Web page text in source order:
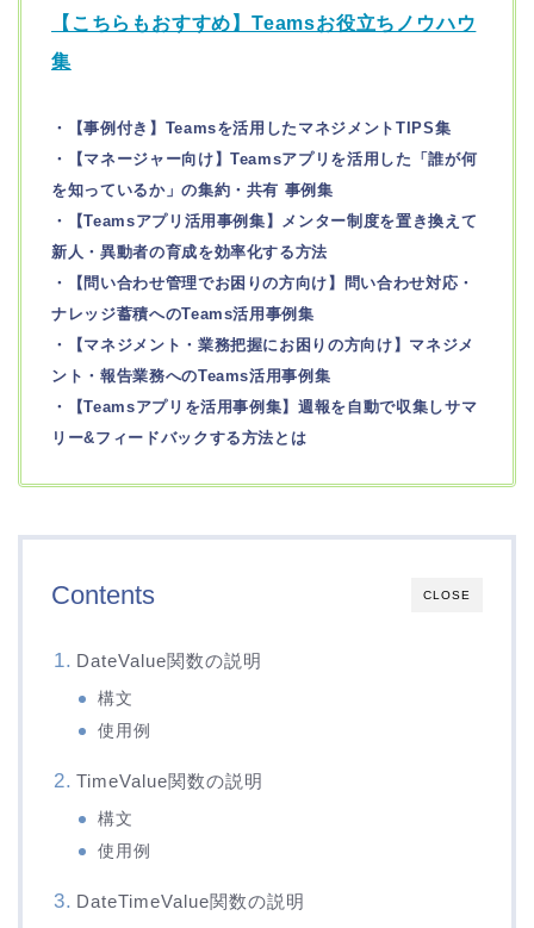
【こちらもおすすめ】Teamsお役立ちノウハウ
集
・【事例付き】Teamsを活用したマネジメントTIPS集
・【マネージャー向け】Teamsアプリを活用した「誰が何
を知っているか」の集約・共有 事例集
・【Teamsアプリ活用事例集】メンター制度を置き換えて
新人・異動者の育成を効率化する方法
・【問い合わせ管理でお困りの方向け】問い合わせ対応・
ナレッジ蓄積へのTeams活用事例集
・【マネジメント・業務把握にお困りの方向け】マネジメ
ント・報告業務へのTeams活用事例集
・【Teamsアプリを活用事例集】週報を自動で収集しサマ
リー&フィードバックする方法とは
CLOSE
Contents
DateValue関数の説明
構文
使用例
TimeValue関数の説明
構文
使用例
DateTimeValue関数の説明